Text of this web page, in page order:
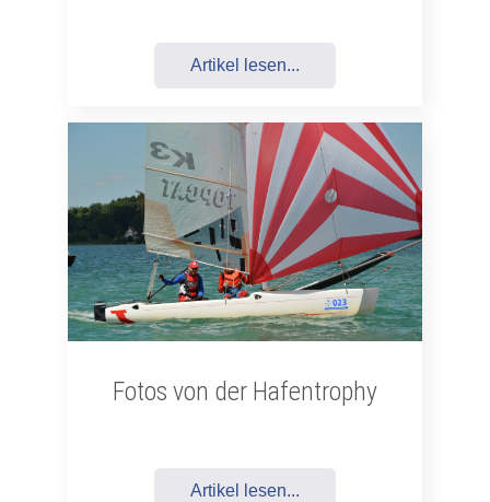
Artikel lesen...
Fotos von der Hafentrophy
Artikel lesen...